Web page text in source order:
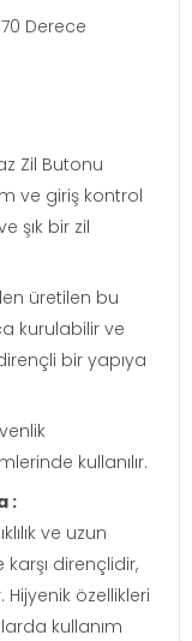
Derece
Zil Butonu
ve giriş kontrol
şık bir zil
üretilen bu
kurulabilir ve
bir yapıya
kullanılır.
:
ve uzun
dirençlidir,
özellikleri
kullanım